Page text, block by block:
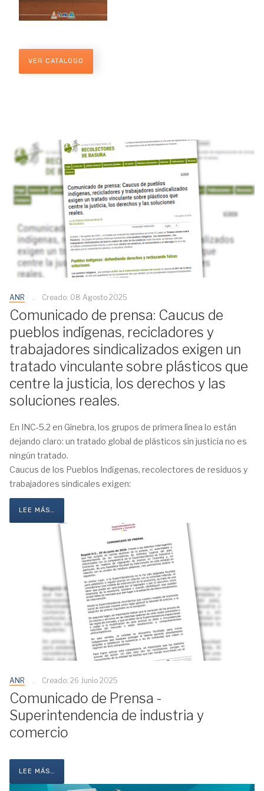
VER CATALOGO
ANR Creado: 08 Agosto 2025
Comunicado de prensa: Caucus de
pueblos indígenas, recicladores y
trabajadores sindicalizados exigen un
tratado vinculante sobre plásticos que
centre la justicia, los derechos y las
soluciones reales.
En INC-5.2 en Ginebra, los grupos de primera línea lo están
dejando claro: un tratado global de plásticos sin justicia no es
ningún tratado.
Caucus de los Pueblos Indígenas, recolectores de residuos y
trabajadores sindicales exigen:
LEE MÁS…
ANR Creado: 26 Junio 2025
Comunicado de Prensa -
Superintendencia de industria y
comercio
LEE MÁS…